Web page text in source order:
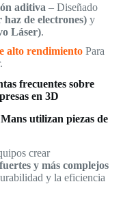
aditiva – Diseñado
de electrones)y
Láser).
alto rendimientoPara
frecuentes sobre
en 3D
utilizan piezas de
crear
y más complejos
y la eficiencia